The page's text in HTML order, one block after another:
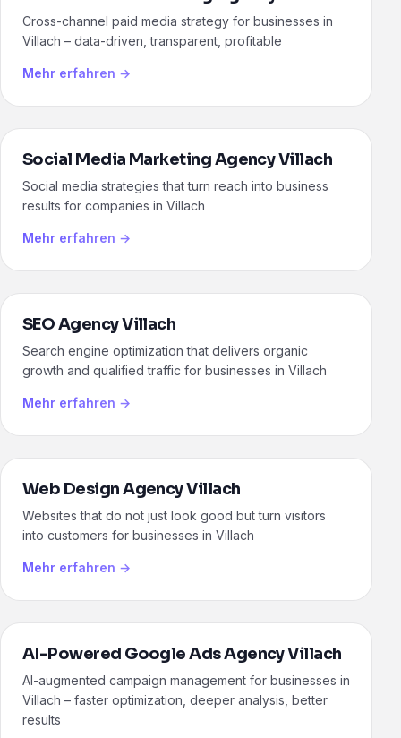
Cross-channel paid media strategy for businesses in
Villach – data-driven, transparent, profitable
Mehr erfahren →
Social Media Marketing Agency Villach
Social media strategies that turn reach into business
results for companies in Villach
Mehr erfahren →
SEO Agency Villach
Search engine optimization that delivers organic
growth and qualified traffic for businesses in Villach
Mehr erfahren →
Web Design Agency Villach
Websites that do not just look good but turn visitors
into customers for businesses in Villach
Mehr erfahren →
AI-Powered Google Ads Agency Villach
AI-augmented campaign management for businesses in
Villach – faster optimization, deeper analysis, better
results